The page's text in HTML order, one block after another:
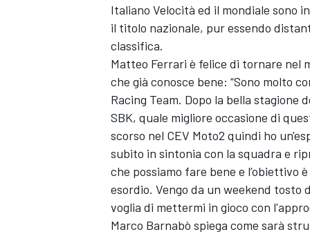
Italiano Velocità ed il mondiale sono
il titolo nazionale, pur essendo
classifica.
Matteo Ferrari è felice di tornare nel
che già conosce bene: “Sono molto
Racing Team. Dopo la bella stagione
SBK, quale migliore occasione di
scorso nel CEV Moto2 quindi ho
subito in sintonia con la squadra e
che possiamo fare bene e l’obiettivo
esordio. Vengo da un weekend tosto
voglia di mettermi in gioco con
Marco Barnabò spiega come sarà